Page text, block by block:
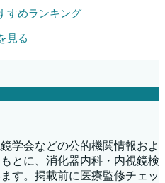
すめランキング
見る
学会などの公的機関情報およ
とに、消化器内科・内視鏡検
す。掲載前に医療監修チェッ